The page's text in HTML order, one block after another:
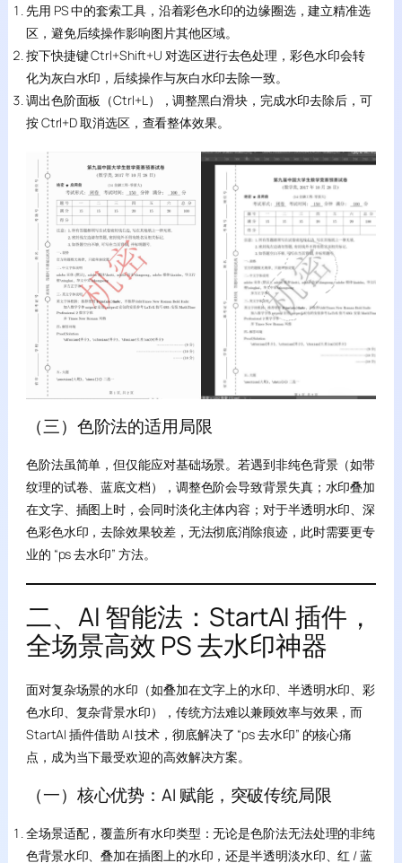
先用 PS 中的套索工具，沿着彩色水印的边缘圈选，建立精准选
区，避免后续操作影响图片其他区域。
按下快捷键 Ctrl+Shift+U 对选区进行去色处理，彩色水印会转
化为灰白水印，后续操作与灰白水印去除一致。
调出色阶面板（Ctrl+L），调整黑白滑块，完成水印去除后，可
按 Ctrl+D 取消选区，查看整体效果。
（三）色阶法的适用局限
色阶法虽简单，但仅能应对基础场景。若遇到非纯色背景（如带
纹理的试卷、蓝底文档），调整色阶会导致背景失真；水印叠加
在文字、插图上时，会同时淡化主体内容；对于半透明水印、深
色彩色水印，去除效果较差，无法彻底消除痕迹，此时需要更专
业的 “ps 去水印” 方法。
二、AI 智能法：StartAI 插件，
全场景高效 PS 去水印神器
面对复杂场景的水印（如叠加在文字上的水印、半透明水印、彩
色水印、复杂背景水印），传统方法难以兼顾效率与效果，而
StartAI 插件借助 AI 技术，彻底解决了 “ps 去水印” 的核心痛
点，成为当下最受欢迎的高效解决方案。
（一）核心优势：AI 赋能，突破传统局限
全场景适配，覆盖所有水印类型：无论是色阶法无法处理的非纯
色背景水印、叠加在插图上的水印，还是半透明淡水印、红 / 蓝